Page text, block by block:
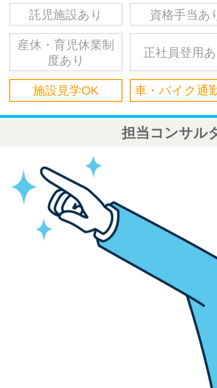
託児施設あり 資格手当あ
産休・育児休業制
度あり
正社員登用
施設見学OK 車・バイク通
担当コンサル